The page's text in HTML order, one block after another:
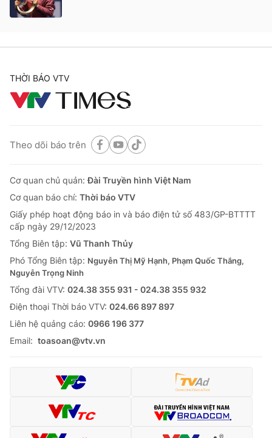
THỜI BÁO VTV
Theo dõi báo trên
Cơ quan chủ quản:Đài Truyền hình Việt Nam
Cơ quan báo chí: Thời báo VTV
Giấy phép hoạt động báo in và báo điện tử số 483/GP-BTTTT
cấp ngày 29/12/2023
Tổng Biên tập: Vũ Thanh Thủy
Phó Tổng Biên tập: Nguyễn Thị Mỹ Hạnh, Phạm Quốc Thắng,
Nguyễn Trọng Ninh
Tổng đài VTV: 024.38 355 931 - 024.38 355 932
Ðiện thoại Thời báo VTV: 024.66 897 897
Liên hệ quảng cáo: 0966 196 377
Email: toasoan@vtv.vn